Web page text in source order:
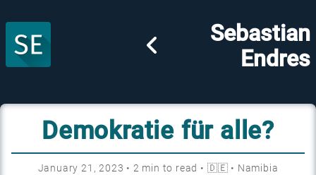
Sebastian
Endres
Demokratie für alle?
January 21, 2023 • 2 min to read • 🇩🇪 • Namibia